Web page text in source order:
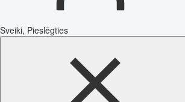
Sveiki, Pieslēgties